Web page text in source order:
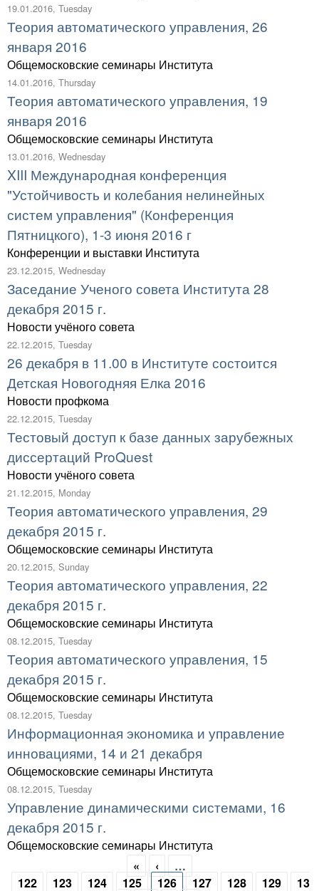
19.01.2016, Tuesday
Теория автоматического управления, 26
января 2016
Общемосковские семинары Института
14.01.2016, Thursday
Теория автоматического управления, 19
января 2016
Общемосковские семинары Института
13.01.2016, Wednesday
XIII Международная конференция
"Устойчивость и колебания нелинейных
систем управления" (Конференция
Пятницкого), 1-3 июня 2016 г
Конференции и выставки Института
23.12.2015, Wednesday
Заседание Ученого совета Института 28
декабря 2015 г.
Новости учёного совета
22.12.2015, Tuesday
26 декабря в 11.00 в Институте состоится
Детская Новогодняя Елка 2016
Новости профкома
22.12.2015, Tuesday
Тестовый доступ к базе данных зарубежных
диссертаций ProQuest
Новости учёного совета
21.12.2015, Monday
Теория автоматического управления, 29
декабря 2015 г.
Общемосковские семинары Института
20.12.2015, Sunday
Теория автоматического управления, 22
декабря 2015 г.
Общемосковские семинары Института
08.12.2015, Tuesday
Теория автоматического управления, 15
декабря 2015 г.
Общемосковские семинары Института
08.12.2015, Tuesday
Информационная экономика и управление
инновациями, 14 и 21 декабря
Общемосковские семинары Института
08.12.2015, Tuesday
Управление динамическими системами, 16
декабря 2015 г.
Общемосковские семинары Института
Pages
« ‹
…
122
123 124 125 126 127 128 129 13